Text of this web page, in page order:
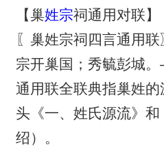
【巢姓宗祠通用对联】
〖巢姓宗祠四言通用联
宗开巢国；秀毓彭城
通用联全联典指巢姓
头《一、姓氏源流》
绍）。